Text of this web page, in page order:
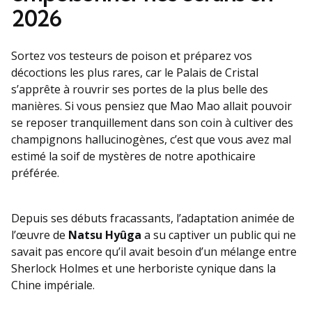
2026
Sortez vos testeurs de poison et préparez vos
décoctions les plus rares, car le Palais de Cristal
s’apprête à rouvrir ses portes de la plus belle des
manières. Si vous pensiez que Mao Mao allait pouvoir
se reposer tranquillement dans son coin à cultiver des
champignons hallucinogènes, c’est que vous avez mal
estimé la soif de mystères de notre apothicaire
préférée.
Depuis ses débuts fracassants, l’adaptation animée de
l’œuvre de Natsu Hyûga a su captiver un public qui ne
savait pas encore qu’il avait besoin d’un mélange entre
Sherlock Holmes et une herboriste cynique dans la
Chine impériale.